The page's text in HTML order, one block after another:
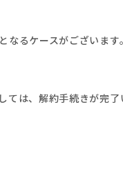
るケースがございます。
ては、解約手続きが完了